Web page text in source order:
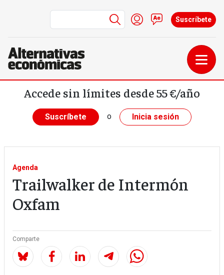
Pasar al contenido principal
Menú de cuenta de
Iniciar sesión
Contacto
Suscríbete
Accede sin límites desde 55 €/año
Suscríbete o Inicia sesión
Agenda
Trailwalker de Intermón
Oxfam
Comparte